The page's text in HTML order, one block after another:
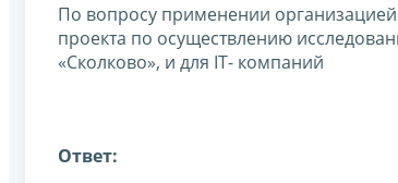
По вопросу применении
проекта по осуществлению
«Сколково», и для IT- компаний
Ответ: